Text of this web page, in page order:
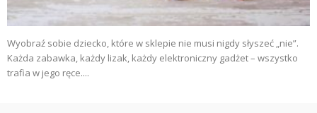
Wyobraź sobie dziecko, które w sklepie nie musi nigdy słyszeć „nie”.
Każda zabawka, każdy lizak, każdy elektroniczny gadżet – wszystko
trafia w jego ręce....